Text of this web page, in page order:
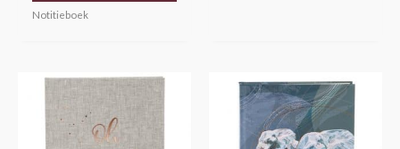
Notitieboek